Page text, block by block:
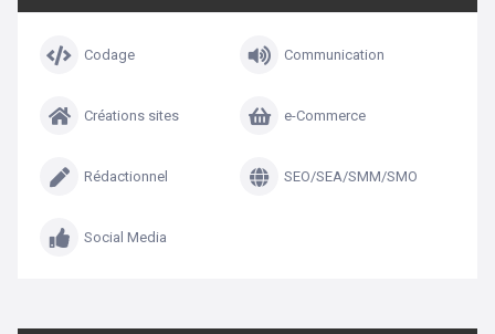
Codage Communication
Créations sites e-Commerce
Rédactionnel SEO/SEA/SMM/SMO
Social Media